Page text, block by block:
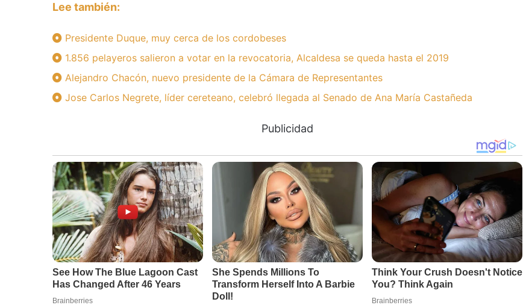
Lee también:
Presidente Duque, muy cerca de los cordobeses
1.856 pelayeros salieron a votar en la revocatoria, Alcaldesa se queda hasta el 2019
Alejandro Chacón, nuevo presidente de la Cámara de Representantes
Jose Carlos Negrete, líder cereteano, celebró llegada al Senado de Ana María Castañeda
Publicidad